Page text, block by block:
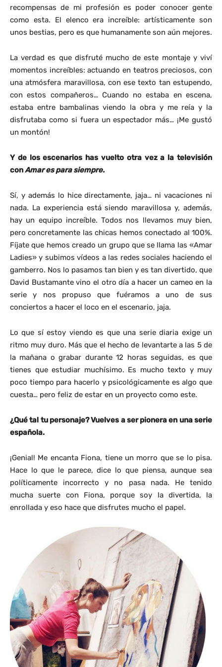
recompensas de mi profesión es poder conocer gente
como esta. El elenco era increíble: artísticamente son
unos bestias, pero es que humanamente son aún mejores.
La verdad es que disfruté mucho de este montaje y viví
momentos increíbles: actuando en teatros preciosos, con
una atmósfera maravillosa, con ese texto tan estupendo,
con estos compañeros… Cuando no estaba en escena,
estaba entre bambalinas viendo la obra y me reía y la
disfrutaba como si fuera un espectador más… ¡Me gustó
un montón!
Y de los escenarios has vuelto otra vez a la televisión
conAmar es para siempre.
Sí, y además lo hice directamente, jaja… ni vacaciones ni
nada. La experiencia está siendo maravillosa y, además,
hay un equipo increíble. Todos nos llevamos muy bien,
pero concretamente las chicas hemos conectado al 100%.
Fíjate que hemos creado un grupo que se llama las «Amar
Ladies» y subimos vídeos a las redes sociales haciendo el
gamberro. Nos lo pasamos tan bien y es tan divertido, que
David Bustamante vino el otro día a hacer un cameo en la
serie y nos propuso que fuéramos a uno de sus
conciertos a hacer el loco en el escenario, jaja.
Lo que sí estoy viendo es que una serie diaria exige un
ritmo muy duro. Más que el hecho de levantarte a las 5 de
la mañana o grabar durante 12 horas seguidas, es que
tienes que estudiar muchísimo. Es mucho texto y muy
poco tiempo para hacerlo y psicológicamente es algo que
cuesta… pero feliz de estar en un proyecto como este.
¿Qué tal tu personaje? Vuelves a ser pionera en una serie
española.
¡Genial! Me encanta Fiona, tiene un morro que se lo pisa.
Hace lo que le parece, dice lo que piensa, aunque sea
políticamente incorrecto y no pasa nada. He tenido
mucha suerte con Fiona, porque soy la divertida, la
enrollada y eso hace que disfrutes mucho el papel.